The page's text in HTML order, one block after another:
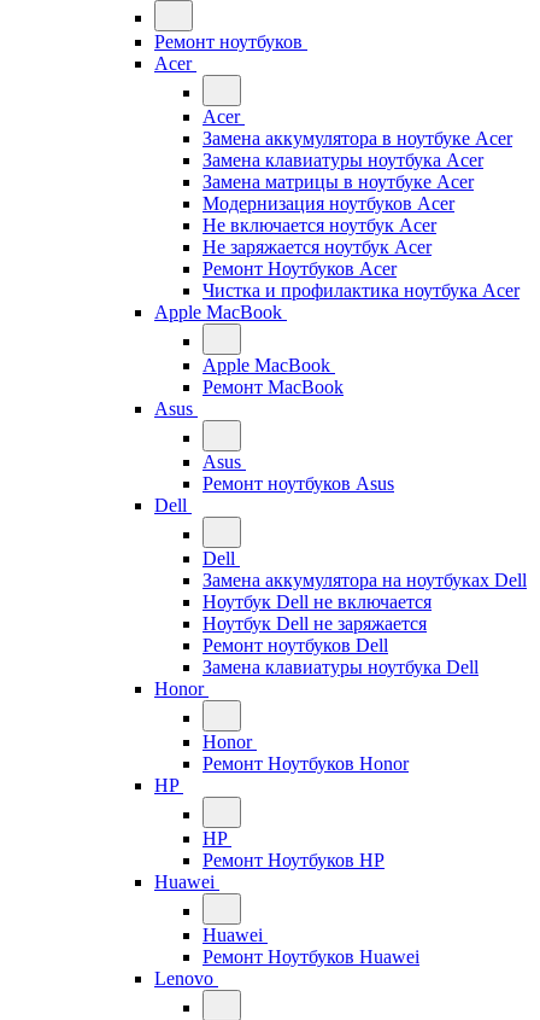
Ремонт ноутбуков
Acer
Acer
Замена аккумулятора в ноутбуке Acer
Замена клавиатуры ноутбука Acer
Замена матрицы в ноутбуке Acer
Модернизация ноутбуков Acer
Не включается ноутбук Acer
Не заряжается ноутбук Acer
Ремонт Ноутбуков Acer
Чистка и профилактика ноутбука Acer
Apple MacBook
Apple MacBook
Ремонт MacBook
Asus
Asus
Ремонт ноутбуков Asus
Dell
Dell
Замена аккумулятора на ноутбуках Dell
Ноутбук Dell не включается
Ноутбук Dell не заряжается
Ремонт ноутбуков Dell
Замена клавиатуры ноутбука Dell
Honor
Honor
Ремонт Ноутбуков Honor
HP
HP
Ремонт Ноутбуков HP
Huawei
Huawei
Ремонт Ноутбуков Huawei
Lenovo